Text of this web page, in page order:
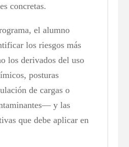
concretas.
el alumno
los riesgos más
los derivados del uso
posturas
de cargas o
y las
que debe aplicar en